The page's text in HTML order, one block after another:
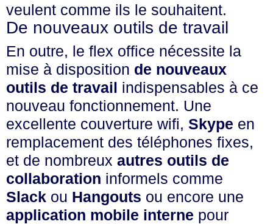
veulent comme ils le souhaitent.
De nouveaux outils de travail
En outre, le flex office nécessite la
mise à disposition de nouveaux
outils de travail indispensables à ce
nouveau fonctionnement. Une
excellente couverture wifi, Skype en
remplacement des téléphones fixes,
et de nombreux autres outils de
collaboration informels comme
Slack ou Hangouts ou encore une
application mobile interne pour